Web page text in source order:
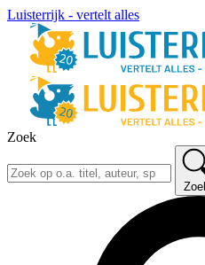
Luisterrijk - vertelt alles
Zoek